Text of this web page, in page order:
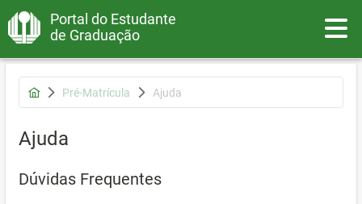
Portal do Estudante
de Graduação
Pré-Matrícula Ajuda
Ajuda
Dúvidas Frequentes